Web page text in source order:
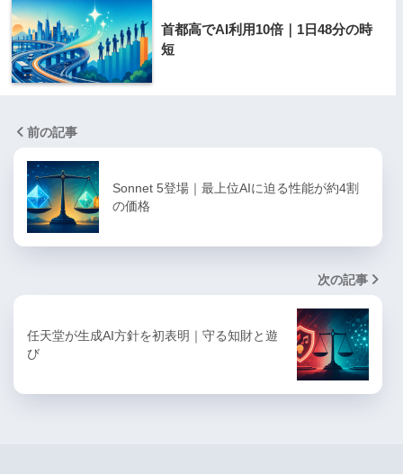
首都高でAI利用10倍｜1日48分の時
短
前の記事
Sonnet 5登場｜最上位AIに迫る性能が約4割
の価格
次の記事
任天堂が生成AI方針を初表明｜守る知財と遊
び